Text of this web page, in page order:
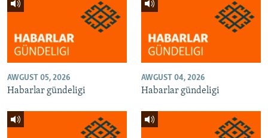
AWGUST 05, 2026
Habarlar gündeligi
AWGUST 04, 2026
Habarlar gündeligi